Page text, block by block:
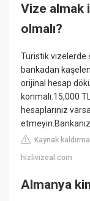
Vize almak
olmalı?
Turistik vizelerde
bankadan
orijinal hesap
konmalı.15,000
hesaplarınız
Kaynak
hizlivizeal.com
Almanya